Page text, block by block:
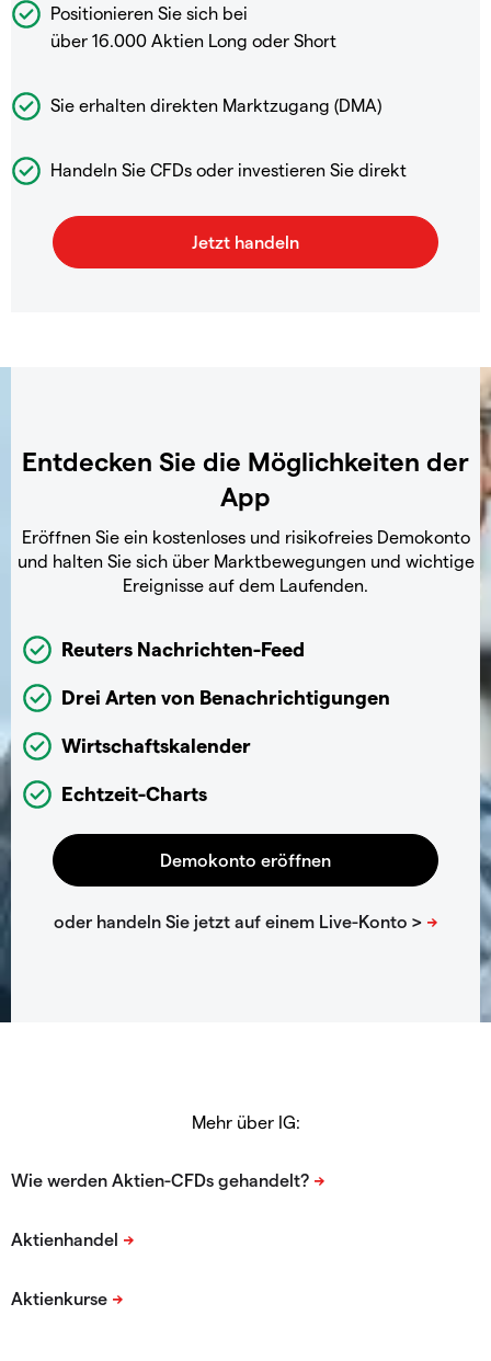
Positionieren Sie sich bei
über 16.000 Aktien Long oder Short
Sie erhalten direkten Marktzugang (DMA)
Handeln Sie CFDs oder investieren Sie direkt
Entdecken Sie die Möglichkeiten der
App
Eröffnen Sie ein kostenloses und risikofreies Demokonto
und halten Sie sich über Marktbewegungen und wichtige
Ereignisse auf dem Laufenden.
Reuters Nachrichten-Feed
Drei Arten von Benachrichtigungen
Wirtschaftskalender
Echtzeit-Charts
Mehr über IG: